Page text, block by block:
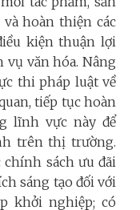
hoàn thiện các
kiện thuận lợi
văn hóa. Nâng
thi pháp luật về
tiếp tục hoàn
lĩnh vực này để
trên thị trường.
chính sách ưu đãi
sáng tạo đối với
khởi nghiệp; có